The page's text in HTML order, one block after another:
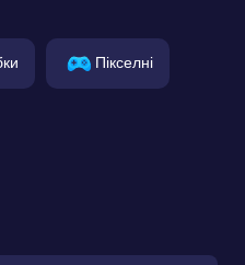
Пікселні